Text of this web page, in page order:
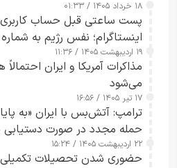
۱۸ خرداد ۱۴۰۵ / ۰۱:۳۳
پست ساعتی قبل حساب کاربری
اینستاگرام؛ نفس رژیم به
۱۹ اردیبهشت ۱۴۰۵ / ۱۱:۳۶
مذاکرات آمریکا و ایران
می‌شود
۱۷ تیر ۱۴۰۵ / ۱۶:۵۶
ترامپ: آتش‌بس با ایران «به
حمله مجدد در صورت دستیابی
۲۲ اردیبهشت ۱۴۰۵ / ۱۵:۲۴
حضوری شدن تحصیلات تکمیلی